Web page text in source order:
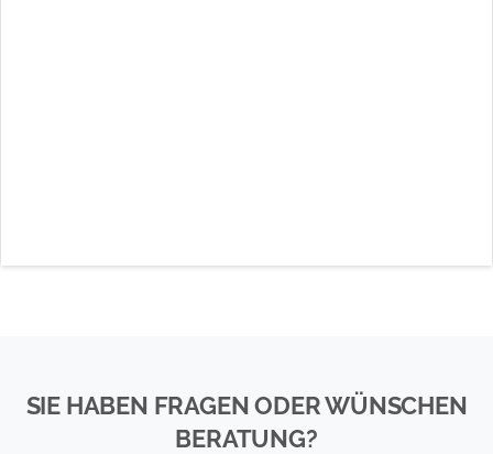
SIE HABEN FRAGEN ODER WÜNSCHEN
BERATUNG?